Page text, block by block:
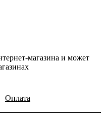
магазина и может
Оплата